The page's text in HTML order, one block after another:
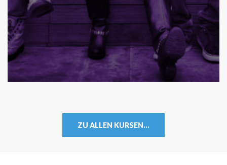
ZU ALLEN KURSEN...